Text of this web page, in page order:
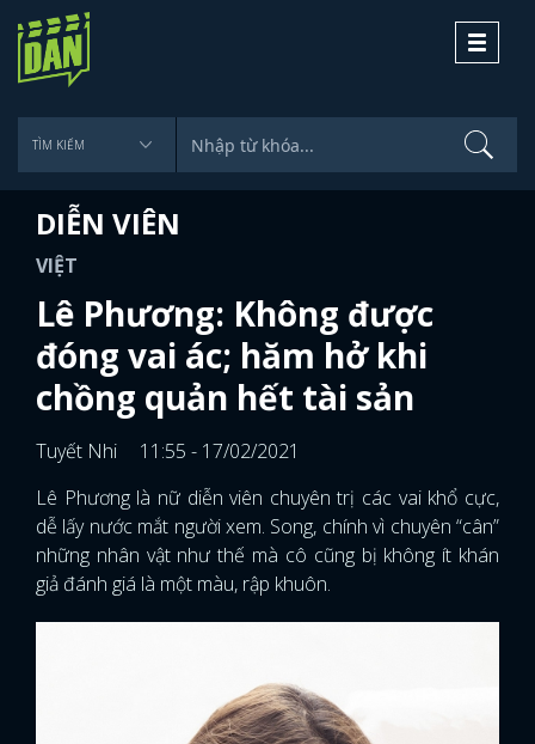
Toggle
DIỄN VIÊN
VIỆT
Lê Phương: Không được
đóng vai ác; hăm hở khi
chồng quản hết tài sản
Tuyết Nhi
11:55 - 17/02/2021
Lê Phương là nữ diễn viên chuyên trị các vai khổ cực,
dễ lấy nước mắt người xem. Song, chính vì chuyên “cân”
những nhân vật như thế mà cô cũng bị không ít khán
giả đánh giá là một màu, rập khuôn.